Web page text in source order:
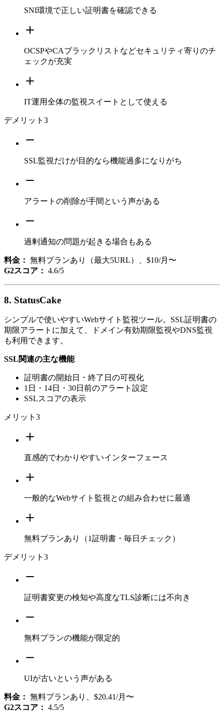
SNI環境で正しい証明書を確認できる
OCSPやCAブラックリストなどセキュリティ寄りのチ
ェックが充実
IT運用全体の監視スイートとして使える
デメリット 3
SSL監視だけが目的なら機能過多になりがち
アラートの削除が手間という声がある
過剰通知の問題が起きる場合もある
料金： 無料プランあり（最大5URL）、$10/月〜
G2スコア： 4.6/5
8. StatusCake
シンプルで使いやすいWebサイト監視ツール。SSL証明書の
期限アラートに加えて、ドメイン有効期限監視やDNS監視
も利用できます。
SSL関連の主な機能
証明書の開始日・終了日の可視化
1日・14日・30日前のアラート設定
SSLスコアの表示
メリット 3
直感的でわかりやすいインターフェース
一般的なWebサイト監視との組み合わせに最適
無料プランあり（1証明書・毎日チェック）
デメリット 3
証明書変更の検知や高度なTLS診断には不向き
無料プランの機能が限定的
UIが古いという声がある
料金： 無料プランあり、$20.41/月〜
G2スコア： 4.5/5